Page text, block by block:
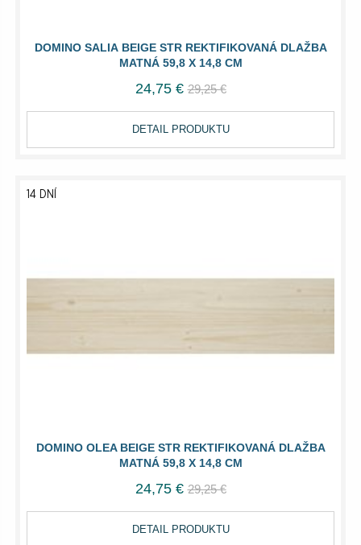
DOMINO SALIA BEIGE STR REKTIFIKOVANÁ DLAŽBA
MATNÁ 59,8 X 14,8 CM
24,75 € 29,25 €
DETAIL PRODUKTU
DOMINO OLEA BEIGE STR REKTIFIKOVANÁ DLAŽBA
MATNÁ 59,8 X 14,8 CM
14 DNÍ
24,75 € 29,25 €
DETAIL PRODUKTU